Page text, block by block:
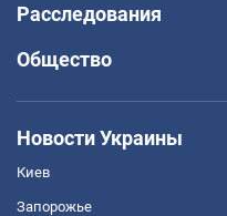
Расследования
Общество
Новости Украины
Киев
Запорожье